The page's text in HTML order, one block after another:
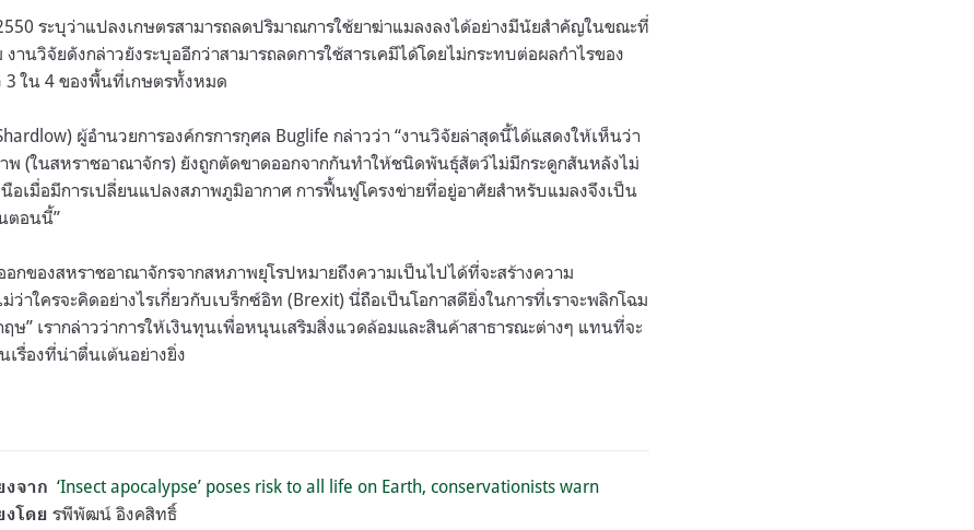
ระบุว่าแปลงเกษตรสามารถลดปริมาณการใช้ยาฆ่าแมลงลงได้อย่างมีนัยสำคัญในขณะที่
งานวิจัยดังกล่าวยังระบุออีกว่าสามารถลดการใช้สารเคมีได้โดยไม่กระทบต่อผลกำไรของ
3 ใน 4 ของพื้นที่เกษตรทั้งหมด
ผู้อำนวยการองค์กรการกุศล Buglife กล่าวว่า “งานวิจัยล่าสุดนี้ได้แสดงให้เห็นว่า
(ในสหราชอาณาจักร) ยังถูกตัดขาดออกจากกันทำให้ชนิดพันธุ์สัตว์ไม่มีกระดูกสันหลังไม่
อเมื่อมีการเปลี่ยนแปลงสภาพภูมิอากาศ การฟื้นฟูโครงข่ายที่อยู่อาศัยสำหรับแมลงจึงเป็น
ตอนนี้”
อกของสหราชอาณาจักรจากสหภาพยุโรปหมายถึงความเป็นไปได้ที่จะสร้างความ
ว่าใครจะคิดอย่างไรเกี่ยวกับเบร็กซ์อิท (Brexit) นี่ถือเป็นโอกาสดียิ่งในการที่เราจะพลิกโฉม
ษ” เรากล่าวว่าการให้เงินทุนเพื่อหนุนเสริมสิ่งแวดล้อมและสินค้าสาธารณะต่างๆ แทนที่จะ
รื่องที่น่าตื่นเต้นอย่างยิ่ง
งจาก ‘Insect apocalypse’ poses risk to all life on Earth, conservationists warn
งโดย รพีพัฒน์ อิงคสิทธิ์